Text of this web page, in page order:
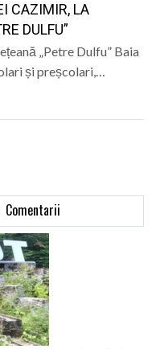
CAZIMIR, LA
DULFU”
„Petre Dulfu” Baia
și preșcolari,…
Comentarii